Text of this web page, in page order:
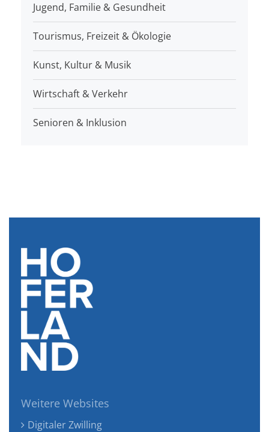
Jugend, Familie & Gesundheit
Tourismus, Freizeit & Ökologie
Kunst, Kultur & Musik
Wirtschaft & Verkehr
Senioren & Inklusion
Weitere Websites
Digitaler Zwilling